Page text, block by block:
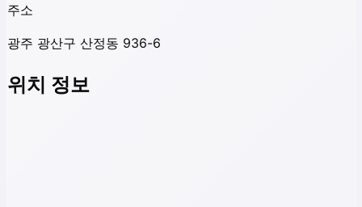
주소
광주 광산구 산정동 936-6
위치 정보